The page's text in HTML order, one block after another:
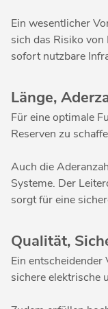
Ein wesentlicher
sich das Risiko
sofort nutzbare
Länge,
Für eine optimale
Reserven zu
Auch die
Systeme. Der
sorgt für eine
Qualität,
Ein
sichere elektrische